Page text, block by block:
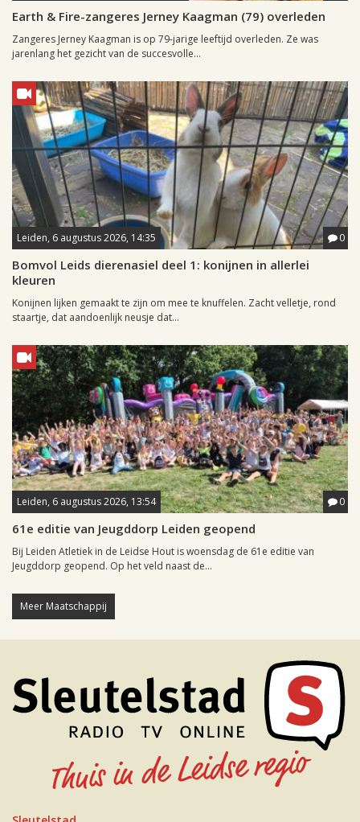
Earth & Fire-zangeres Jerney Kaagman (79) overleden
Zangeres Jerney Kaagman is op 79-jarige leeftijd overleden. Ze was
jarenlang het gezicht van de succesvolle...
Leiden, 6 augustus 2026, 14:35 0
Bomvol Leids dierenasiel deel 1: konijnen in allerlei
kleuren
Konijnen lijken gemaakt te zijn om mee te knuffelen. Zacht velletje, rond
staartje, dat aandoenlijk neusje dat...
Leiden, 6 augustus 2026, 13:54 0
61e editie van Jeugddorp Leiden geopend
Bij Leiden Atletiek in de Leidse Hout is woensdag de 61e editie van
Jeugddorp geopend. Op het veld naast de...
Meer Maatschappij